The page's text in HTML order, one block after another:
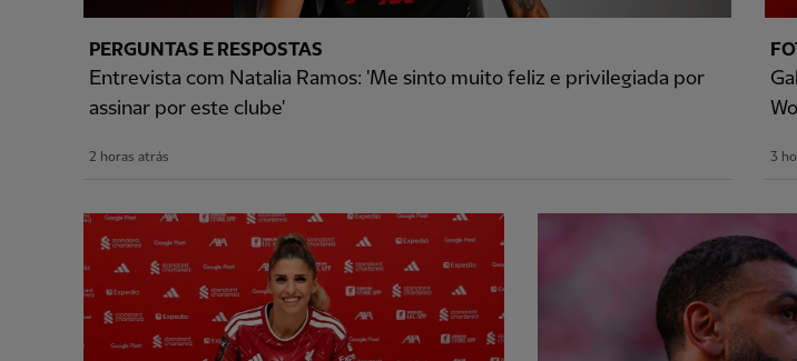
PERGUNTAS E RESPOSTAS
Entrevista com Natalia Ramos: 'Me sinto muito feliz e privilegiada por
assinar por este clube'
2 horas atrás 3